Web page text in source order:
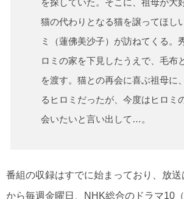
猫の代わりとなる猫を譲ってほし
ミ（蓮佛美沙子）が訪ねてくる。
ロミの家を下見したうえで、毛布
を渡す。猫との再会に喜ぶ祖母に
るヒロミだったが、今度はヒロミ
会いたいと言い出して…。
番組の収録はすでに始まっており、放送
から毎週金曜日、NHK総合のドラマ10